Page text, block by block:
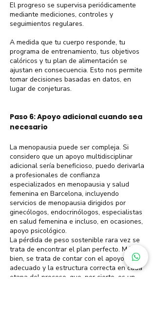
El progreso se supervisa periódicamente
mediante mediciones, controles y
seguimientos regulares.
A medida que tu cuerpo responde, tu
programa de entrenamiento, tus objetivos
calóricos y tu plan de alimentación se
ajustan en consecuencia. Esto nos permite
tomar decisiones basadas en datos, en
lugar de conjeturas.
Paso 6: Apoyo adicional cuando sea
necesario
La menopausia puede ser compleja. Si
considero que un apoyo multidisciplinar
adicional sería beneficioso, puedo derivarla
a profesionales de confianza
especializados en menopausia y salud
femenina en Barcelona, incluyendo
servicios de menopausia dirigidos por
ginecólogos, endocrinólogos, especialistas
en salud femenina e incluso, en ocasiones,
apoyo psicológico.
La pérdida de peso sostenible rara vez se
trata de encontrar el plan perfecto. Más
bien, se trata de contar con el apoyo
adecuado y la estructura correcta en cada
etapa del proceso, que, por cierto, es un